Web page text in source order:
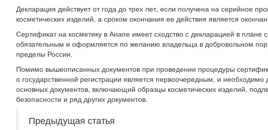
Декларация действует от года до трех лет, если получена на серийное
косметических изделий, а сроком окончания ее действия является
Сертификат на косметику в Анапе имеет сходство с декларацией в
обязательным и оформляется по желанию владельца в добровольном
пределы России.
Помимо вышеописанных документов при проведении процедуры
о государственной регистрации является первоочередным, и
основных документов, включающий образцы косметических изделий,
безопасности и ряд других документов.
Предыдущая статья